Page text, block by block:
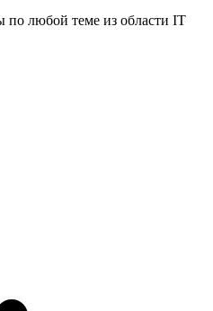
по любой теме из области IT